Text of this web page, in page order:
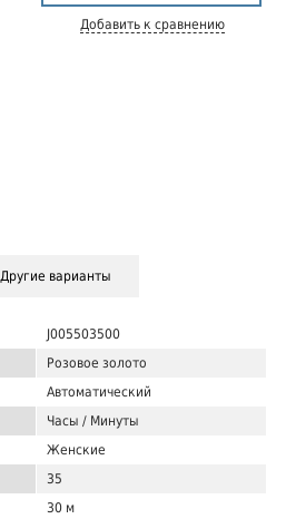
Добавить к сравнению
Другие варианты
J005503500
Розовое золото
Автоматический
Часы / Минуты
Женские
35
30 м